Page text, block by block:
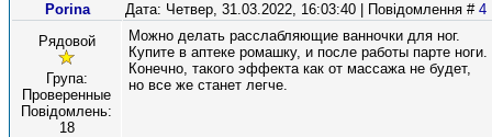
Porina Дата: Четвер, 31.03.2022, 16:03:40 | Повідомлення # 4
Рядовой
Група:
Проверенные
Повідомлень:
18
Можно делать расслабляющие ванночки для ног.
Купите в аптеке ромашку, и после работы парте ноги.
Конечно, такого эффекта как от массажа не будет,
но все же станет легче.